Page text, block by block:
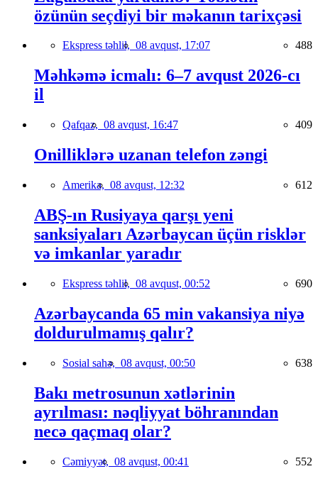
özünün seçdiyi bir məkanın tarixçəsi
Ekspress təhlil, 08 avqust, 17:07 488
Məhkəmə icmalı: 6–7 avqust 2026-cı
il
Qafqaz, 08 avqust, 16:47 409
Onilliklərə uzanan telefon zəngi
Amerika, 08 avqust, 12:32 612
ABŞ-ın Rusiyaya qarşı yeni
sanksiyaları Azərbaycan üçün risklər
və imkanlar yaradır
Ekspress təhlil, 08 avqust, 00:52 690
Azərbaycanda 65 min vakansiya niyə
doldurulmamış qalır?
Sosial sahə, 08 avqust, 00:50 638
Bakı metrosunun xətlərinin
ayrılması: nəqliyyat böhranından
necə qaçmaq olar?
Cəmiyyət, 08 avqust, 00:41 552